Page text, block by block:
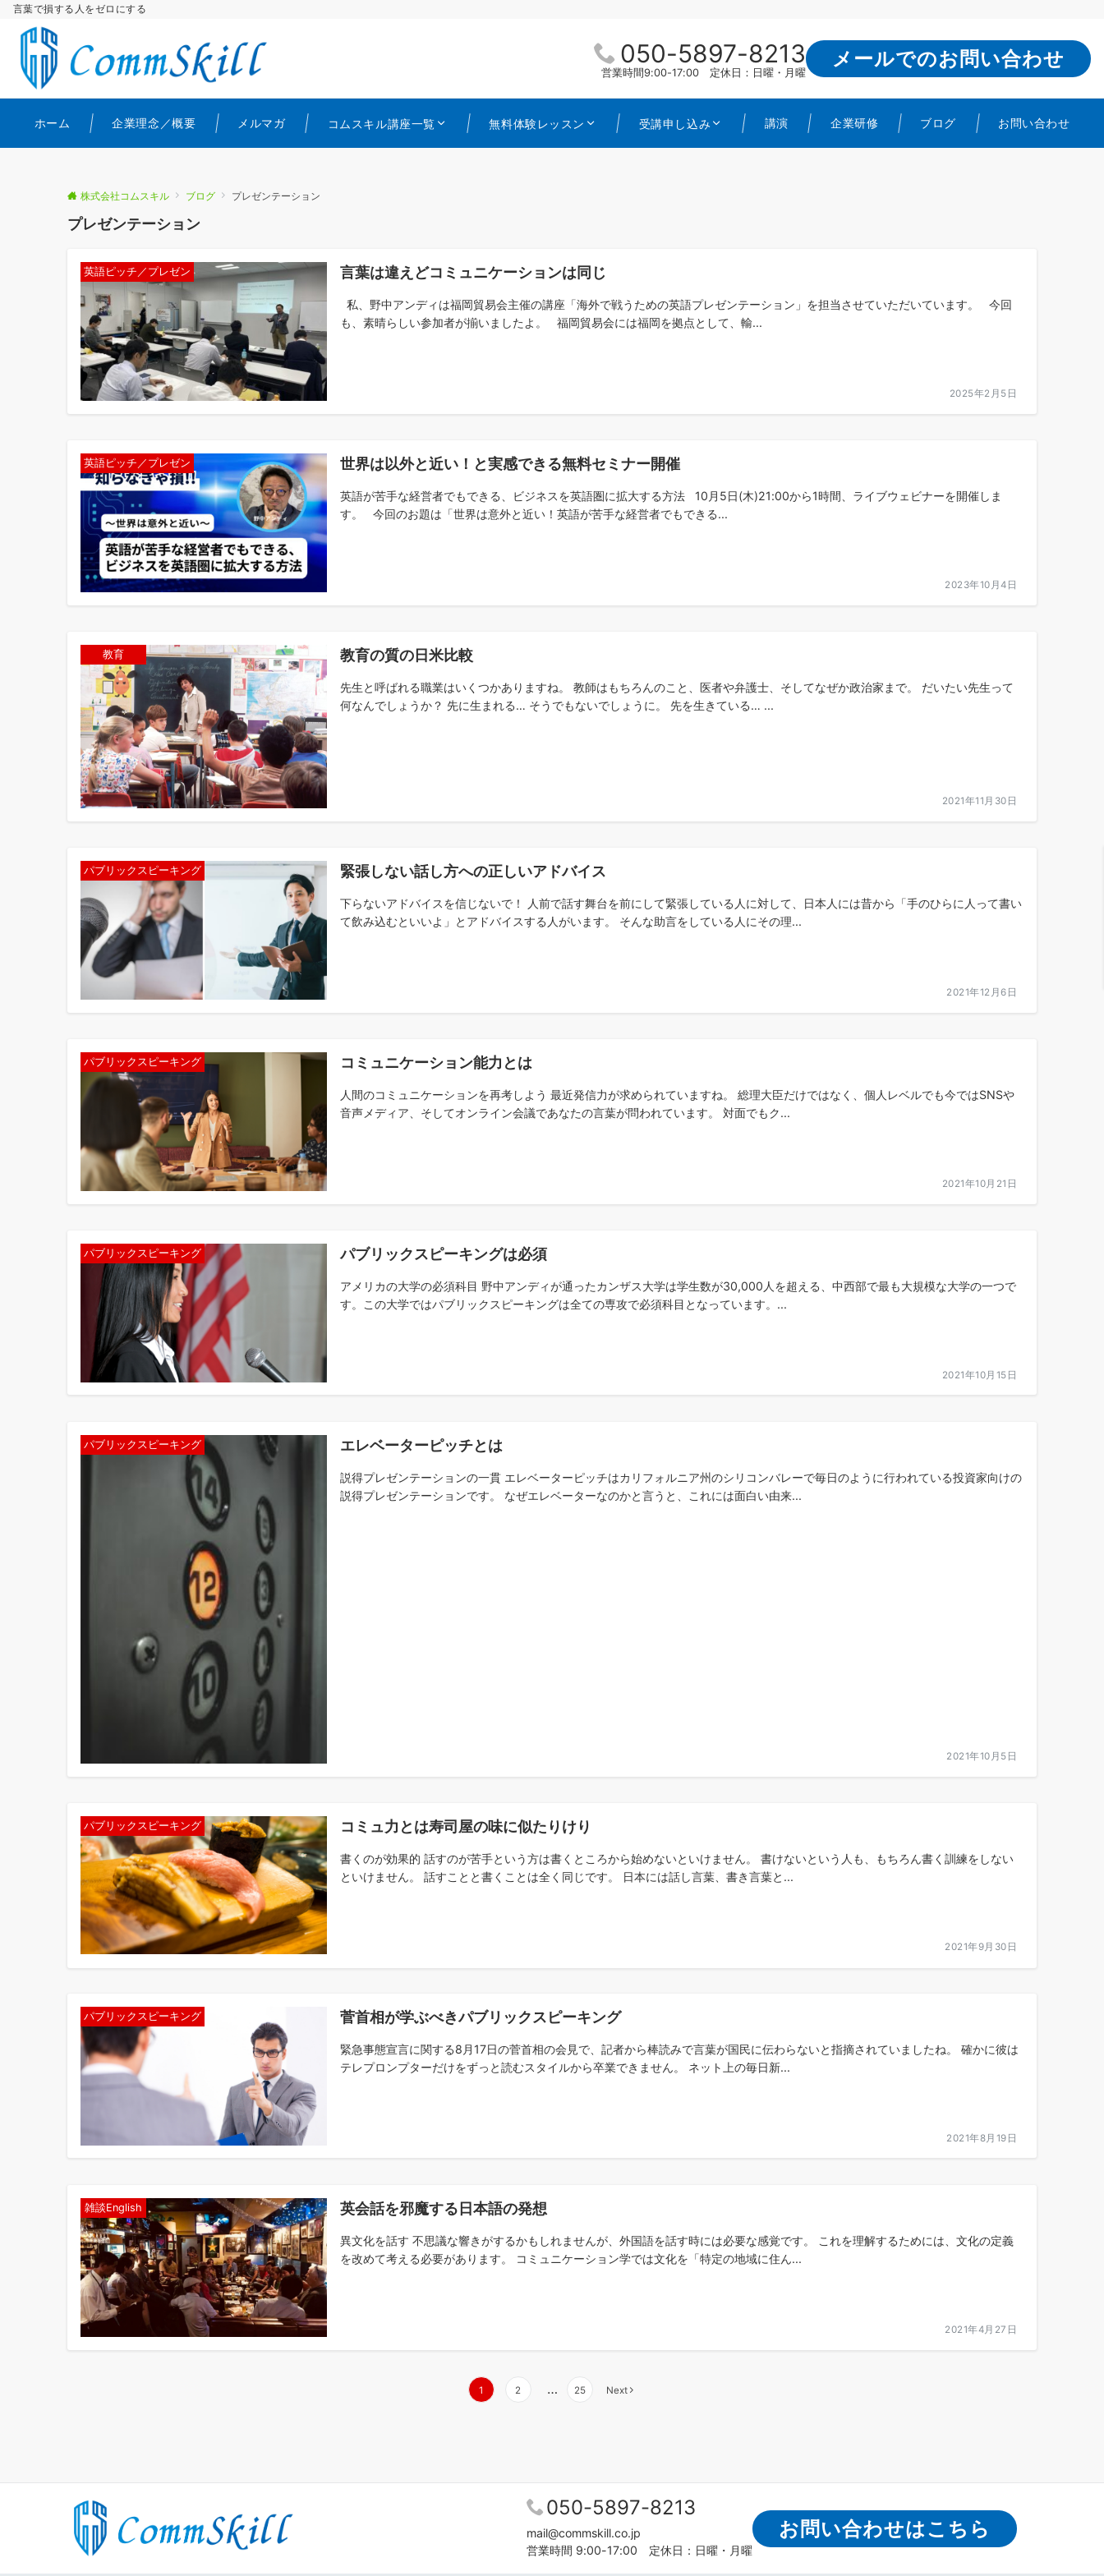
言葉で損する人をゼロにする
050-5897-8213
営業時間9:00-17:00 定休日：日曜・月曜
メールでのお問い合わせ
ホーム 企業理念／概要 メルマガ コムスキル講座一覧 無料体験レッスン 受講申し込み 講演 企業研修 ブログ お問い合わせ
株式会社コムスキル ブログ プレゼンテーション
プレゼンテーション
英語ピッチ／プレゼン 言葉は違えどコミュニケーションは同じ
私、野中アンディは福岡貿易会主催の講座「海外で戦うための英語プレゼンテーション」を担当させていただいています。 今回
も、素晴らしい参加者が揃いましたよ。 福岡貿易会には福岡を拠点として、輸...
2025年2月5日
英語ピッチ／プレゼン 世界は以外と近い！と実感できる無料セミナー開催
英語が苦手な経営者でもできる、ビジネスを英語圏に拡大する方法 10月5日(木)21:00から1時間、ライブウェビナーを開催しま
す。 今回のお題は「世界は意外と近い！英語が苦手な経営者でもできる...
2023年10月4日
教育 教育の質の日米比較
先生と呼ばれる職業はいくつかありますね。 教師はもちろんのこと、医者や弁護士、そしてなぜか政治家まで。 だいたい先生って
何なんでしょうか？ 先に生まれる… そうでもないでしょうに。 先を生きている… ...
2021年11月30日
パブリックスピーキング 緊張しない話し方への正しいアドバイス
下らないアドバイスを信じないで！ 人前で話す舞台を前にして緊張している人に対して、日本人には昔から「手のひらに人って書い
て飲み込むといいよ」とアドバイスする人がいます。 そんな助言をしている人にその理...
2021年12月6日
パブリックスピーキング コミュニケーション能力とは
人間のコミュニケーションを再考しよう 最近発信力が求められていますね。 総理大臣だけではなく、個人レベルでも今ではSNSや
音声メディア、そしてオンライン会議であなたの言葉が問われています。 対面でもク...
2021年10月21日
パブリックスピーキング パブリックスピーキングは必須
アメリカの大学の必須科目 野中アンディが通ったカンザス大学は学生数が30,000人を超える、中西部で最も大規模な大学の一つで
す。この大学ではパブリックスピーキングは全ての専攻で必須科目となっています。...
2021年10月15日
パブリックスピーキング エレベーターピッチとは
説得プレゼンテーションの一貫 エレベーターピッチはカリフォルニア州のシリコンバレーで毎日のように行われている投資家向けの
説得プレゼンテーションです。 なぜエレベーターなのかと言うと、これには面白い由来...
2021年10月5日
パブリックスピーキング コミュ力とは寿司屋の味に似たりけり
書くのが効果的 話すのが苦手という方は書くところから始めないといけません。 書けないという人も、もちろん書く訓練をしない
といけません。 話すことと書くことは全く同じです。 日本には話し言葉、書き言葉と...
2021年9月30日
パブリックスピーキング 菅首相が学ぶべきパブリックスピーキング
緊急事態宣言に関する8月17日の菅首相の会見で、記者から棒読みで言葉が国民に伝わらないと指摘されていましたね。 確かに彼は
テレプロンプターだけをずっと読むスタイルから卒業できません。 ネット上の毎日新...
2021年8月19日
雑談English 英会話を邪魔する日本語の発想
異文化を話す 不思議な響きがするかもしれませんが、外国語を話す時には必要な感覚です。 これを理解するためには、文化の定義
を改めて考える必要があります。 コミュニケーション学では文化を「特定の地域に住ん...
2021年4月27日
ジ
送
1 2 … 25 Next
050-5897-8213
mail@commskill.co.jp
営業時間 9:00-17:00 定休日：日曜・月曜
お問い合わせはこちら